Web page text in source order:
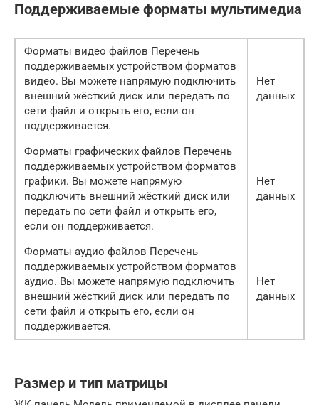
Поддерживаемые форматы мультимедиа
Форматы видео файлов Перечень
поддерживаемых устройством форматов
видео. Вы можете напрямую подключить
внешний жёсткий диск или передать по
сети файл и открыть его, если он
поддерживается.
Нет
данных
Форматы графических файлов Перечень
поддерживаемых устройством форматов
графики. Вы можете напрямую
подключить внешний жёсткий диск или
передать по сети файл и открыть его,
если он поддерживается.
Нет
данных
Форматы аудио файлов Перечень
поддерживаемых устройством форматов
аудио. Вы можете напрямую подключить
внешний жёсткий диск или передать по
сети файл и открыть его, если он
поддерживается.
Нет
данных
Размер и тип матрицы